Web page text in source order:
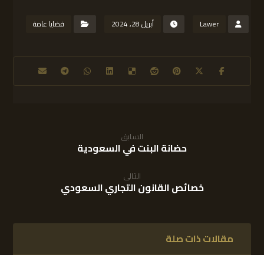
Lawer أبريل 28, 2024 قضايا عامة
السابق
حضانة البنت في السعودية
التالى
خصائص القانون التجاري السعودي
مقالات ذات صلة